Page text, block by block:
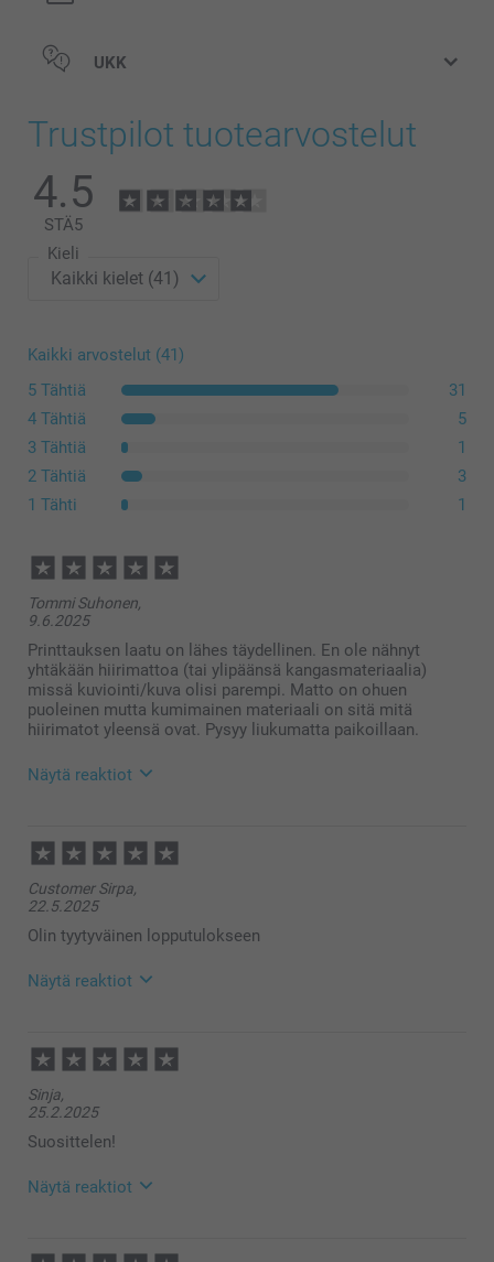
UKK
Trustpilot tuotearvostelut
4.5
STÄ5
Kieli
Kaikki arvostelut (41)
5 Tähtiä
31
4 Tähtiä
5
3 Tähtiä
1
2 Tähtiä
3
1 Tähti
1
Tommi Suhonen,
9.6.2025
Printtauksen laatu on lähes täydellinen. En ole nähnyt
yhtäkään hiirimattoa (tai ylipäänsä kangasmateriaalia)
missä kuviointi/kuva olisi parempi. Matto on ohuen
puoleinen mutta kumimainen materiaali on sitä mitä
hiirimatot yleensä ovat. Pysyy liukumatta paikoillaan.
Näytä reaktiot
15:00
Hei Tommi,
Suuret kiitokset ⭐⭐⭐⭐⭐ tähdestä ja ihanasta
palautteesta, se on meille erittäin tärkeää. Kiva että
pidät hiirimatosta, toivon siitä olevan iloa pitkäksi
aikaa 🥰
Lämpimin kiitoksin,
Kirsi @smartphoto
Customer Sirpa,
22.5.2025
Olin tyytyväinen lopputulokseen
Näytä reaktiot
14:23
Hei Sirpa,
on meille erittäin tärkeää. Kiva että pidät
hiirimatosta, toivon siitä olevan iloa pitkäksi aikaa
Lämpimin kiitoksin,
Kirsi @smartphoto
Sinja,
25.2.2025
Suosittelen!
Näytä reaktiot